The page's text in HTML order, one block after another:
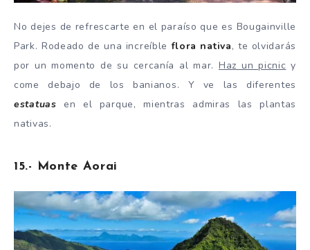
No dejes de refrescarte en el paraíso que es Bougainville
Park. Rodeado de una increíbleflora nativa, te olvidarás
por un momento de su cercanía al mar. Haz un picnic y
come debajo de los banianos. Y ve las diferentes
estatuas
en el parque, mientras admiras las plantas
nativas.
15.- Monte Aorai